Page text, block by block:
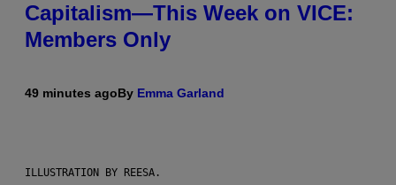
Capitalism—This Week on VICE:
Members Only
49 minutes agoBy Emma Garland
ILLUSTRATION BY REESA.